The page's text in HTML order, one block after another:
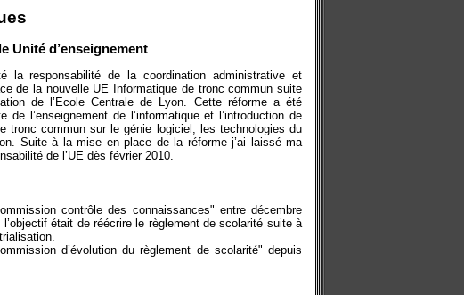
Unité d’enseignement
la responsabilité de la coordination administrative et
de la nouvelle UE Informatique de tronc commun suite
de l’Ecole Centrale de Lyon. Cette réforme a été
de l’enseignement de l’informatique et l’introduction de
tronc commun sur le génie logiciel, les technologies du
Suite à la mise en place de la réforme j’ai laissé ma
de l’UE dès février 2010.
contrôle des connaissances" entre décembre
était de réécrire le règlement de scolarité suite à
d’évolution du règlement de scolarité" depuis